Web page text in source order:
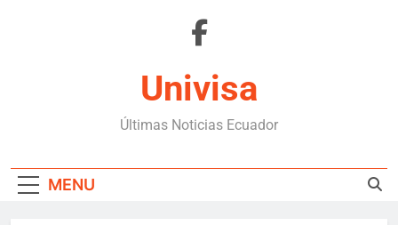
Univisa
Últimas Noticias Ecuador
MENU